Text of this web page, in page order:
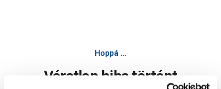
Hoppá ...
Váratlan hiba történt